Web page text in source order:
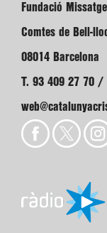
Fundació
Comtes de Bell-
08014 Barcelona
T. 93 409 27 70 /